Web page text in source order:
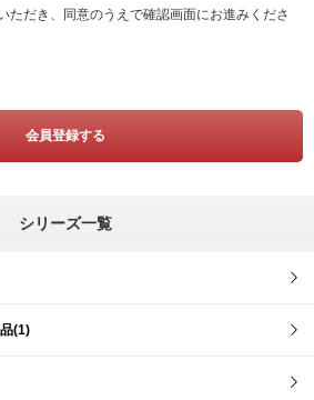
ただき、同意のうえで確認画面にお進みくださ
シリーズ一覧
(1)